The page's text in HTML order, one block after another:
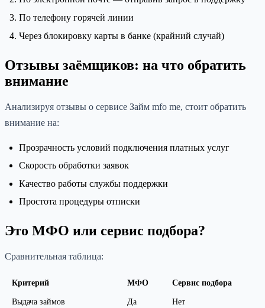
По телефону горячей линии
Через блокировку карты в банке (крайний случай)
Отзывы заёмщиков: на что обратить
внимание
Анализируя отзывы о сервисе Займ mfo me, стоит обратить
внимание на:
Прозрачность условий подключения платных услуг
Скорость обработки заявок
Качество работы службы поддержки
Простота процедуры отписки
Это МФО или сервис подбора?
Сравнительная таблица:
Критерий МФО Сервис подбора
Выдача займов Да Нет